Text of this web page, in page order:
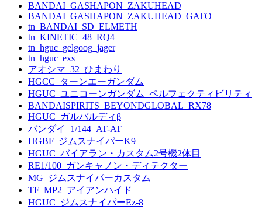
BANDAI_GASHAPON_ZAKUHEAD
BANDAI_GASHAPON_ZAKUHEAD_GATO
tn_BANDAI_SD_ELMETH
tn_KINETIC_48_RQ4
tn_hguc_gelgoog_jager
tn_hguc_exs
アオシマ_32_ひまわり
HGCC_ターンエーガンダム
HGUC_ユニコーンガンダム_ペルフェクティビリティ
BANDAISPIRITS_BEYONDGLOBAL_RX78
HGUC_ガルバルディβ
バンダイ_1/144_AT-AT
HGBF_ジムスナイパーK9
HGUC_バイアラン・カスタム2号機2体目
RE1/100_ガンキャノン・ディテクター
MG_ジムスナイパーカスタム
TF_MP2_アイアンハイド
HGUC_ジムスナイパーEz-8